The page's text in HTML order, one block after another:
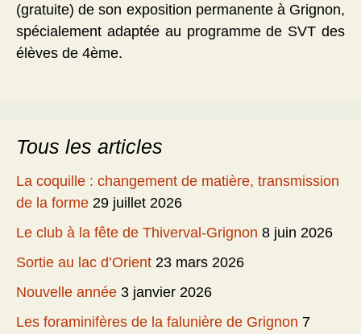
(gratuite) de son exposition permanente à Grignon,
spécialement adaptée au programme de SVT des
élèves de 4ème.
Tous les articles
La coquille : changement de matière, transmission
de la forme 29 juillet 2026
Le club à la fête de Thiverval-Grignon 8 juin 2026
Sortie au lac d’Orient 23 mars 2026
Nouvelle année 3 janvier 2026
Les foraminifères de la falunière de Grignon 7